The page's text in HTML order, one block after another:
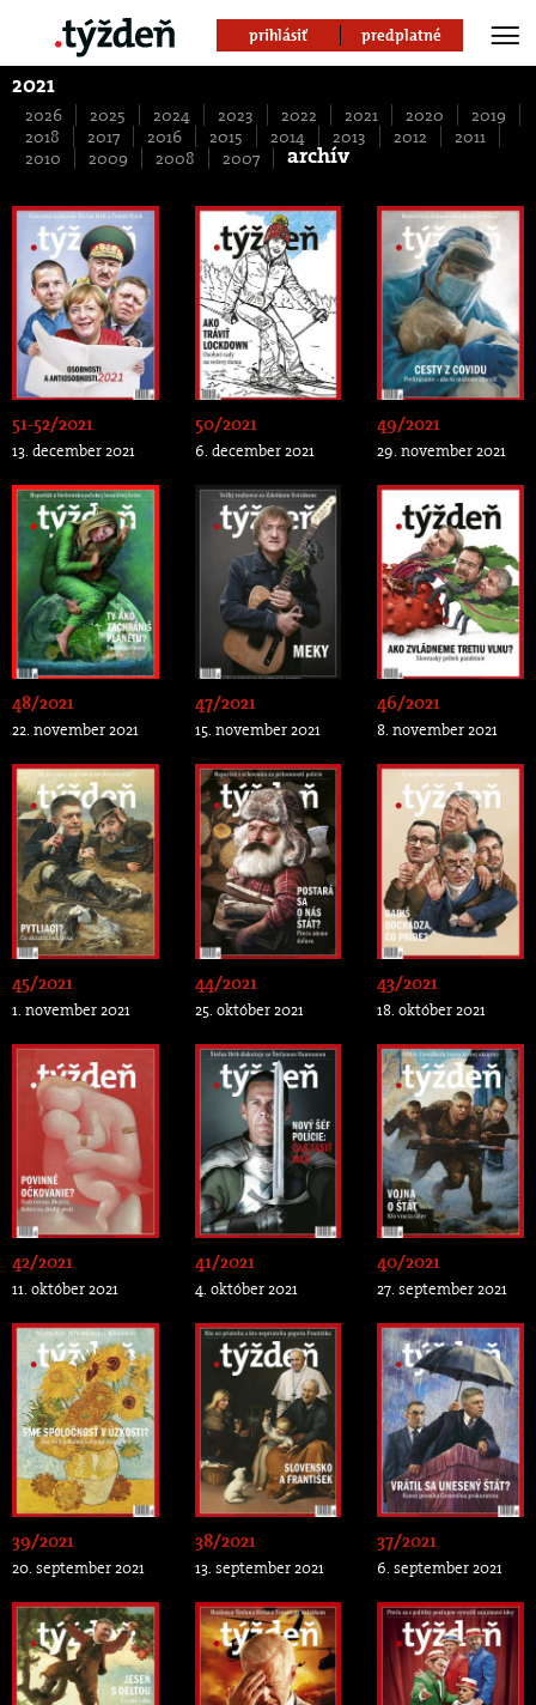
prihlásiť predplatné
2021
2026 2025 2024 2023 2022 2021 2020
2019
2018
2017 2016 2015 2014 2013 2012
2011
2010
2009 2008 2007 archív
51-52/2021
13. december 2021
50/2021
6. december 2021
49/2021
29. november 2021
48/2021
22. november 2021
47/2021
15. november 2021
46/2021
8. november 2021
45/2021
1. november 2021
44/2021
25. október 2021
43/2021
18. október 2021
42/2021
11. október 2021
41/2021
4. október 2021
40/2021
27. september 2021
39/2021
20. september 2021
38/2021
13. september 2021
37/2021
6. september 2021